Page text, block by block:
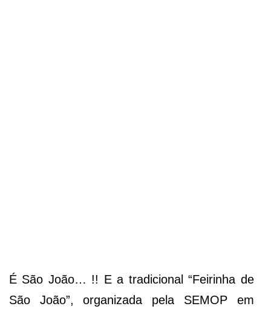
É São João… !! E a tradicional “Feirinha de
São João”, organizada pela SEMOP em